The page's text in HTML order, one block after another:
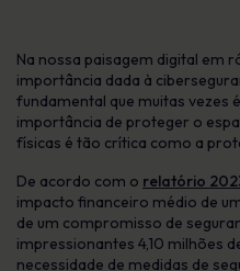
Na nossa paisagem digital em
importância dada à
fundamental que muitas vezes
importância de proteger o
físicas é tão crítica como a
De acordo com o relatório
impacto financeiro médio de
de um compromisso de
impressionantes 4,10 milhões
necessidade de medidas de